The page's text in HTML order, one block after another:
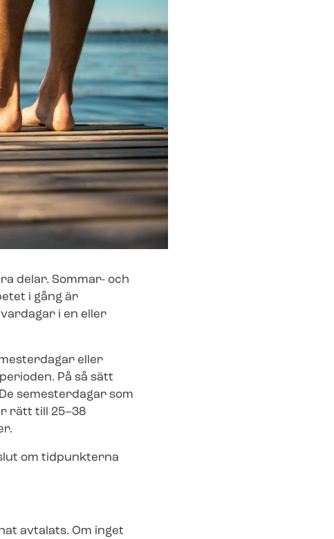
delar. Sommar- och
i gång är
i en eller
eller
På så sätt
semesterdagar som
rätt till 25–38
om tidpunkterna
avtalats. Om inget